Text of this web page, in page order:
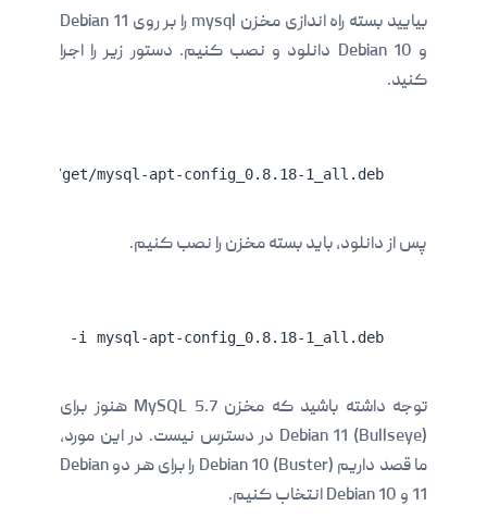
بیایید بسته راه اندازی مخزن mysql را بر روی Debian 11
و Debian 10 دانلود و نصب کنیم. دستور زیر را اجرا
کنید.
get/mysql-apt-config_0.8.18-1_all.deb
پس از دانلود، باید بسته مخزن را نصب کنیم.
dpkg -i mysql-apt-config_0.8.18-1_all.deb
توجه داشته باشید که مخزن MySQL 5.7 هنوز برای
Debian 11 (Bullseye) در دسترس نیست. در این مورد،
ما قصد داریم Debian 10 (Buster) را برای هر دو Debian
11 و Debian 10 انتخاب کنیم.